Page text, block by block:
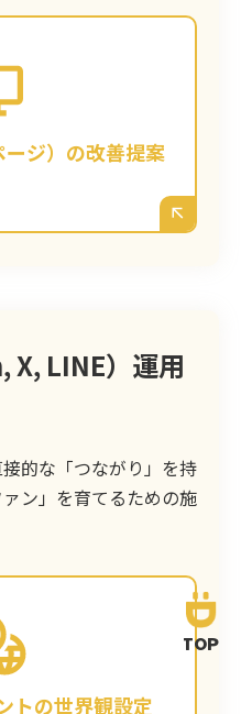
ジ）の改善提案
LP（ランディングペ
提案します。「広告
ピーを一致させる」
オファーを目立たせ
テストも実施します。
LINE）運用
的な「つながり」を持
ン」を育てるための施
トの世界観設定
キャラクターで、何
的から逆算した運用
TOP